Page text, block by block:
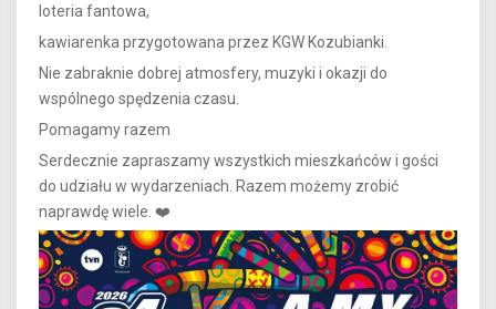
loteria fantowa,
kawiarenka przygotowana przez KGW Kozubianki.
Nie zabraknie dobrej atmosfery, muzyki i okazji do
wspólnego spędzenia czasu.
Pomagamy razem
Serdecznie zapraszamy wszystkich mieszkańców i gości
do udziału w wydarzeniach. Razem możemy zrobić
naprawdę wiele. ❤️